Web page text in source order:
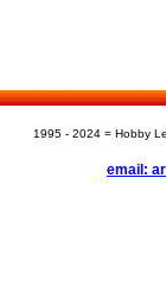
1995 - 2024 = Hobby
email: